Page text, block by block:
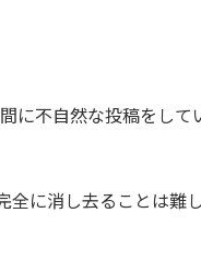
不自然な投稿をして
に消し去ることは難